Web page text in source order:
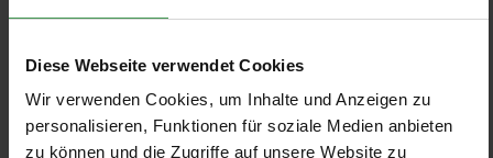
Diese Webseite verwendet Cookies
Wir verwenden Cookies, um Inhalte und Anzeigen zu
personalisieren, Funktionen für soziale Medien anbieten
zu können und die Zugriffe auf unsere Website zu